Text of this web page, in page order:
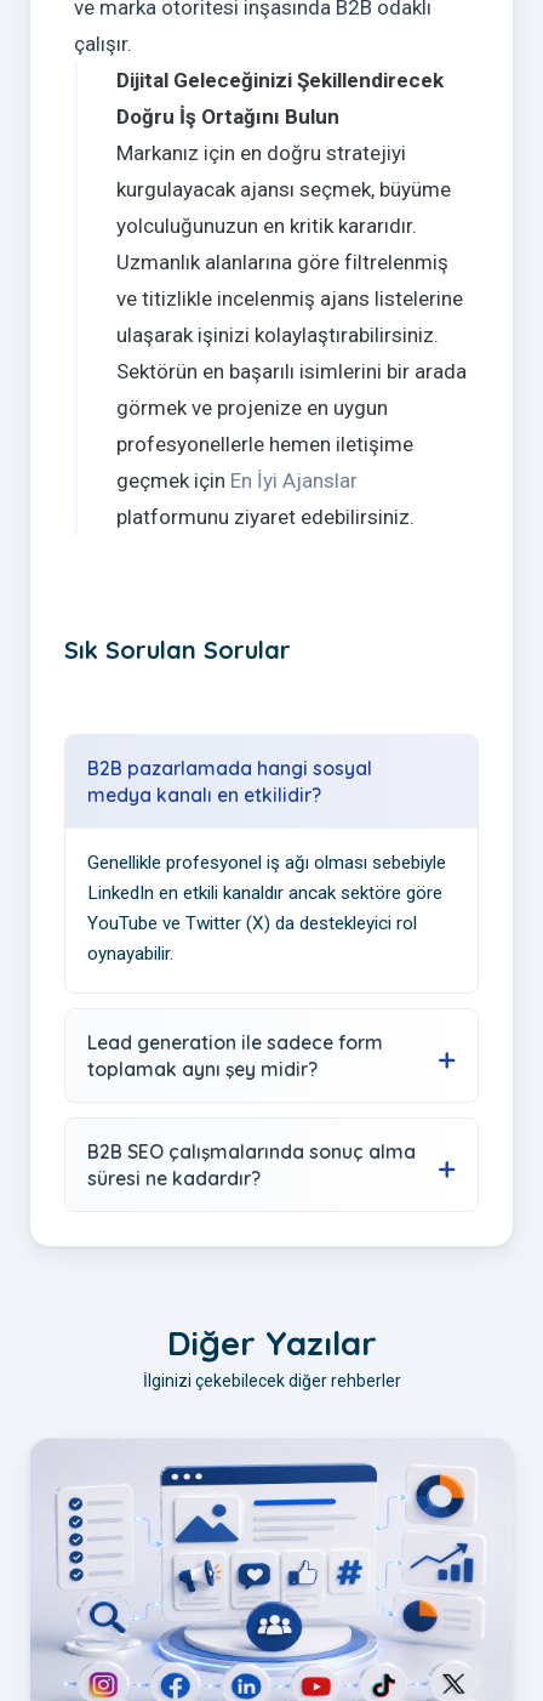
ve marka otoritesi inşasında B2B odaklı
çalışır.
Dijital Geleceğinizi Şekillendirecek
Doğru İş Ortağını Bulun
Markanız için en doğru stratejiyi
kurgulayacak ajansı seçmek, büyüme
yolculuğunuzun en kritik kararıdır.
Uzmanlık alanlarına göre filtrelenmiş
ve titizlikle incelenmiş ajans listelerine
ulaşarak işinizi kolaylaştırabilirsiniz.
Sektörün en başarılı isimlerini bir arada
görmek ve projenize en uygun
profesyonellerle hemen iletişime
geçmek için En İyi Ajanslar
platformunu ziyaret edebilirsiniz.
Sık Sorulan Sorular
B2B pazarlamada hangi sosyal
medya kanalı en etkilidir?
Genellikle profesyonel iş ağı olması sebebiyle
LinkedIn en etkili kanaldır ancak sektöre göre
YouTube ve Twitter (X) da destekleyici rol
oynayabilir.
Lead generation ile sadece form
toplamak aynı şey midir?
B2B SEO çalışmalarında sonuç alma
süresi ne kadardır?
Diğer Yazılar
İlginizi çekebilecek diğer rehberler